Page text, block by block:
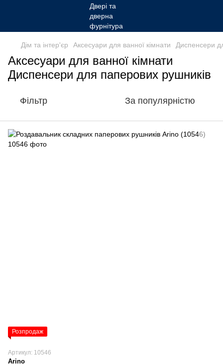
Дім та інтер'єр Аксесуари для ванної кімнати Диспенсери
Аксесуари для ванної кімнати
Диспенсери для паперових рушників
Фільтр За популярністю
Розпродаж
Артикул: 10546
Arino